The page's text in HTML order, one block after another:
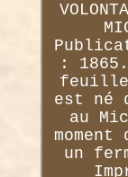
:
est né
au
un